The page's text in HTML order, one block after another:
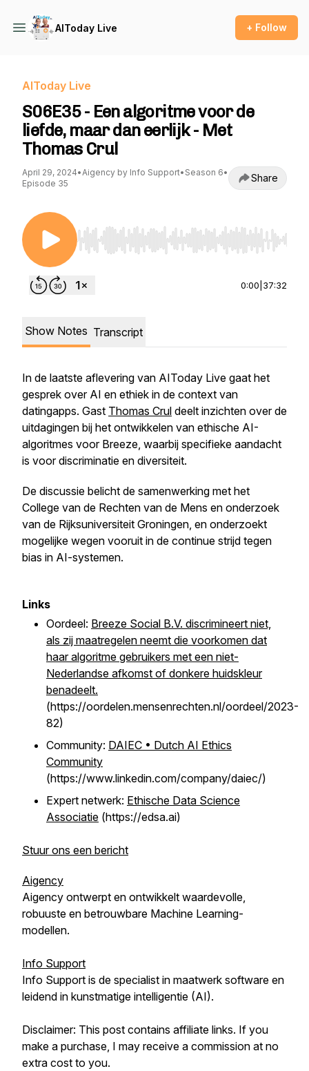
AIToday Live + Follow
AIToday Live
S06E35 - Een algoritme voor de
liefde, maar dan eerlijk - Met
Thomas Crul
April 29, 2024•Aigency by Info Support• Season 6•
Episode 35
Share
Use Left/Right to seek, Home/End to jump to
0:00 37:32
Show Notes Transcript
In de laatste aflevering van AIToday Live gaat het
gesprek over AI en ethiek in de context van
datingapps. Gast Thomas Crul deelt inzichten over de
uitdagingen bij het ontwikkelen van ethische AI-
algoritmes voor Breeze, waarbij specifieke aandacht
is voor discriminatie en diversiteit.
De discussie belicht de samenwerking met het
College van de Rechten van de Mens en onderzoek
van de Rijksuniversiteit Groningen, en onderzoekt
mogelijke wegen vooruit in de continue strijd tegen
bias in AI-systemen.
Links
Oordeel: Breeze Social B.V. discrimineert niet,
als zij maatregelen neemt die voorkomen dat
haar algoritme gebruikers met een niet-
Nederlandse afkomst of donkere huidskleur
benadeelt.
(https://oordelen.mensenrechten.nl/oordeel/2023-
82)
Community: DAIEC • Dutch AI Ethics
Community
(https://www.linkedin.com/company/daiec/)
Expert netwerk: Ethische Data Science
Associatie (https://edsa.ai)
Stuur ons een bericht
Aigency
Aigency ontwerpt en ontwikkelt waardevolle,
robuuste en betrouwbare Machine Learning-
modellen.
Info Support
Info Support is de specialist in maatwerk software en
leidend in kunstmatige intelligentie (AI).
Disclaimer: This post contains affiliate links. If you
make a purchase, I may receive a commission at no
extra cost to you.